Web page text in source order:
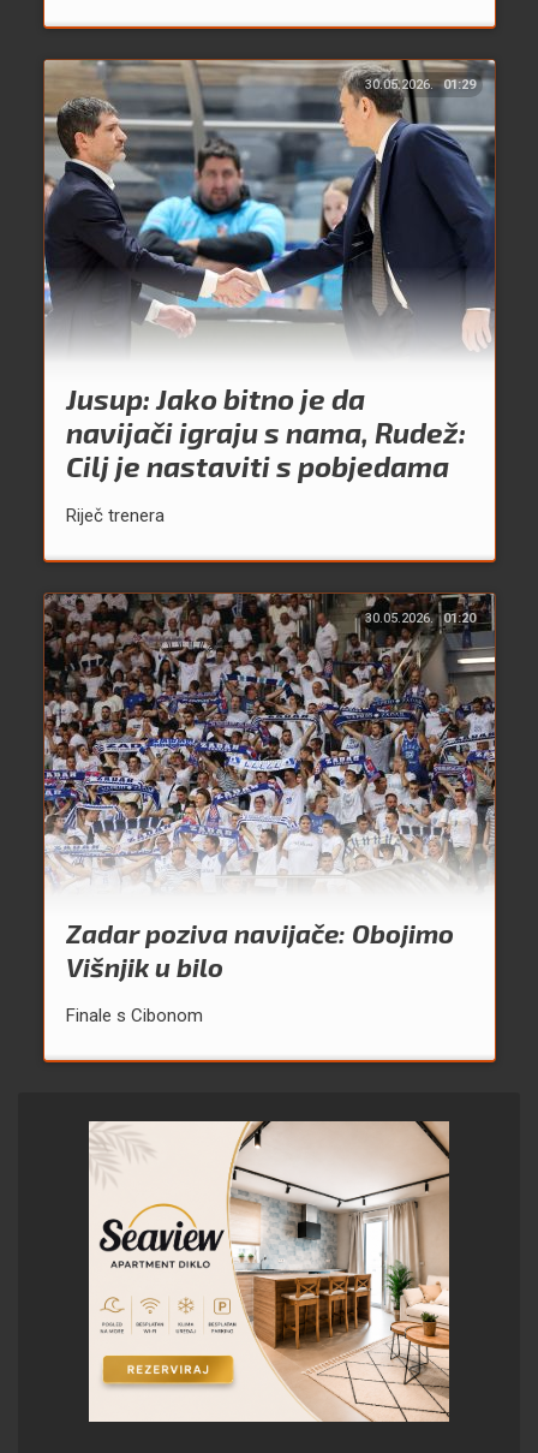
30.05.2026. 01:29
Jusup: Jako bitno je da
navijači igraju s nama, Rudež:
Cilj je nastaviti s pobjedama
Riječ trenera
30.05.2026. 01:20
Zadar poziva navijače: Obojimo
Višnjik u bilo
Finale s Cibonom